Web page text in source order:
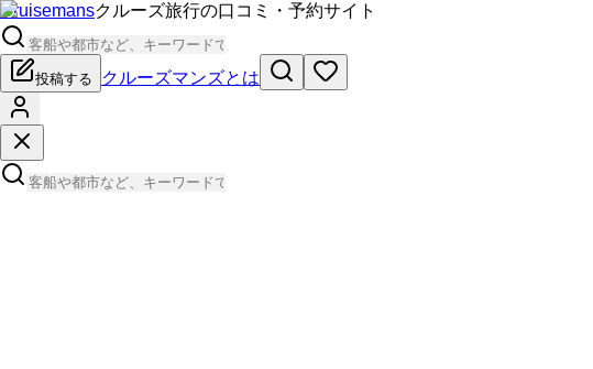
Cruisemansクルーズ旅行の口コミ・予約サイト
投稿する クルーズマンズとは